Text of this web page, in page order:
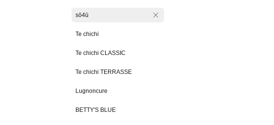
sō4ū
Te chichi
Te chichi CLASSIC
Te chichi TERRASSE
Lugnoncure
BETTY'S BLUE